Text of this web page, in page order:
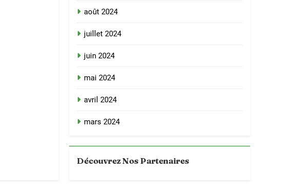
août 2024
juillet 2024
juin 2024
mai 2024
avril 2024
mars 2024
Découvrez Nos Partenaires